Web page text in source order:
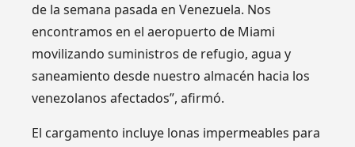
de la semana pasada en Venezuela. Nos
encontramos en el aeropuerto de Miami
movilizando suministros de refugio, agua y
saneamiento desde nuestro almacén hacia los
venezolanos afectados”, afirmó.
El cargamento incluye lonas impermeables para